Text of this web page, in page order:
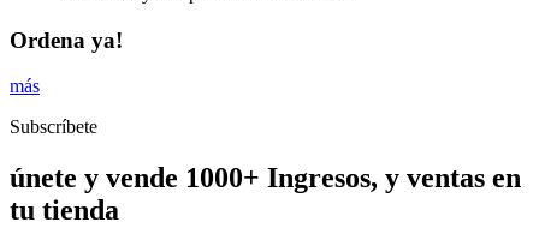
Ordena ya!
más
Subscríbete
únete y vende 1000+ Ingresos, y ventas en
tu tienda